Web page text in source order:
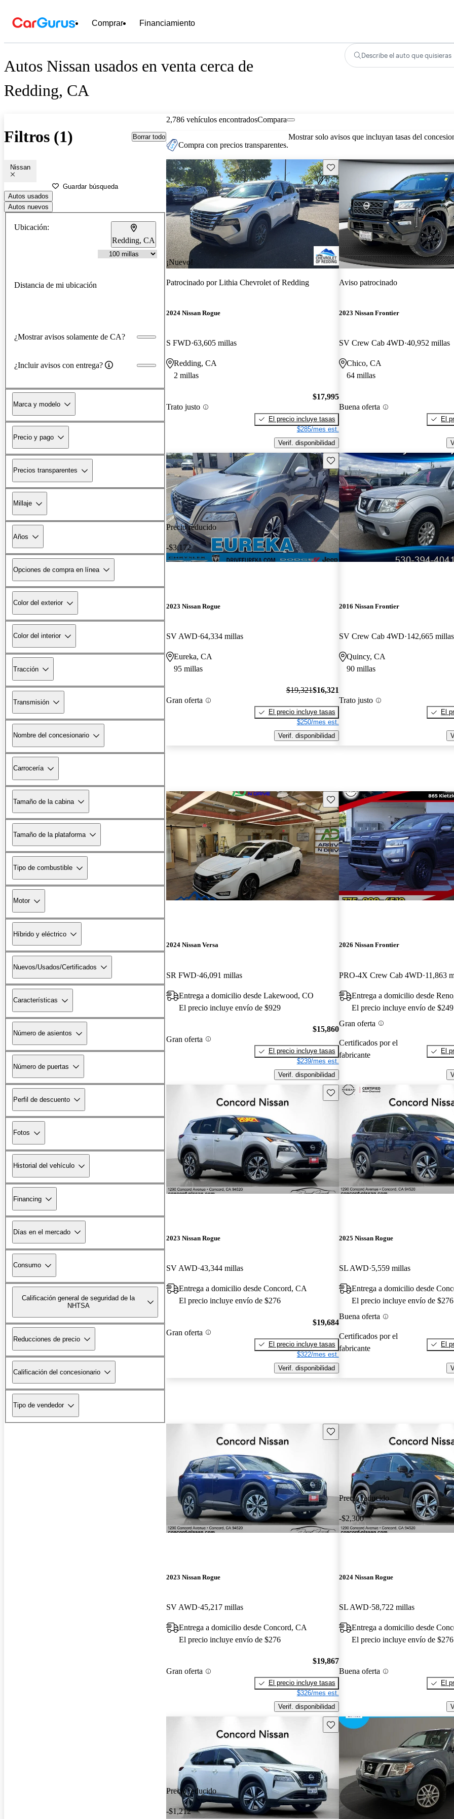
Comprar Financiamiento
Autos Nissan usados en venta cerca de
Redding, CA
Describe el auto que quisieras
Filtros (1) Borrar todo
Nissan
Guardar búsqueda
Autos usados
Autos nuevos
Ubicación:
Redding, CA
Distancia de mi ubicación
¿Mostrar avisos solamente de CA?
¿Incluir avisos con entrega?
Marca y modelo
Precio y pago
Precios transparentes
Millaje
Años
Opciones de compra en línea
Color del exterior
Color del interior
Tracción
Transmisión
Nombre del concesionario
Carrocería
Tamaño de la cabina
Tamaño de la plataforma
Tipo de combustible
Motor
Híbrido y eléctrico
Nuevos/Usados/Certificados
Características
Número de asientos
Número de puertas
Perfil de descuento
Fotos
Historial del vehículo
Financing
Días en el mercado
Consumo
Calificación general de seguridad de la
NHTSA
Reducciones de precio
Calificación del concesionario
Tipo de vendedor
2,786 vehículos encontradosCompara
Compra con precios transparentes.
Mostrar solo avisos que incluyan tasas del
¡Nuevo!
Guarda este Aviso
Patrocinado porLithia Chevrolet of Redding
2024 Nissan Rogue
S FWD 63,605 millas
Redding, CA
2 millas
Trato justo
$17,995
El precio incluye tasas
$285/mes est.
Verif. disponibilidad
Aviso patrocinado
2023 Nissan Frontier
SV Crew Cab 4WD 40,952 millas
Chico, CA
64 millas
Buena oferta
El
Precio reducido
-$3,172
Guarda este Aviso
2023 Nissan Rogue
SV AWD 64,334 millas
Eureka, CA
95 millas
Gran oferta
$19,321$16,321
El precio incluye tasas
$250/mes est.
Verif. disponibilidad
2016 Nissan Frontier
SV Crew Cab 4WD 142,665 millas
Quincy, CA
90 millas
Trato justo
El
Guarda este Aviso
2024 Nissan Versa
SR FWD 46,091 millas
Entrega a domicilio desde Lakewood, CO
El precio incluye envío de $929
Gran oferta
$15,860
El precio incluye tasas
$239/mes est.
Verif. disponibilidad
2026 Nissan Frontier
PRO-4X Crew Cab 4WD 11,863
Entrega a domicilio desde
El precio incluye envío de $249
Gran oferta
Certificados por el
fabricante
El
Guarda este Aviso
2023 Nissan Rogue
SV AWD 43,344 millas
Entrega a domicilio desde Concord, CA
El precio incluye envío de $276
Gran oferta
$19,684
El precio incluye tasas
$322/mes est.
Verif. disponibilidad
2025 Nissan Rogue
SL AWD 5,559 millas
Entrega a domicilio desde
El precio incluye envío de $276
Buena oferta
Certificados por el
fabricante
El
Guarda este Aviso
2023 Nissan Rogue
SV AWD 45,217 millas
Entrega a domicilio desde Concord, CA
El precio incluye envío de $276
Gran oferta
$19,867
El precio incluye tasas
$326/mes est.
Verif. disponibilidad
Precio reducido
-$2,300
2024 Nissan Rogue
SL AWD 58,722 millas
Entrega a domicilio desde
El precio incluye envío de $276
Buena oferta
El
Precio reducido
-$1,212
Guarda este Aviso